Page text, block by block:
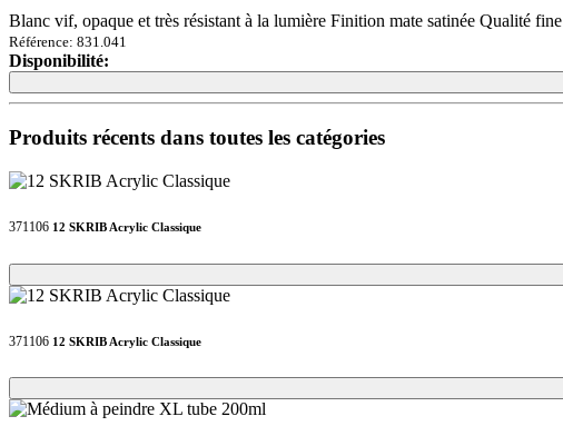
Blanc vif, opaque et très résistant à la lumière Finition mate satinée Qualité fine
Référence: 831.041
Disponibilité:
Loading...
Loading...
Produits récents dans toutes les catégories
371106 12 SKRIB Acrylic Classique
Loading...
Loading...
371106 12 SKRIB Acrylic Classique
Loading...
Loading...